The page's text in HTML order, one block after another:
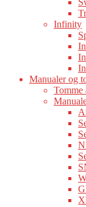
Infinity
Manualer og
Tomme